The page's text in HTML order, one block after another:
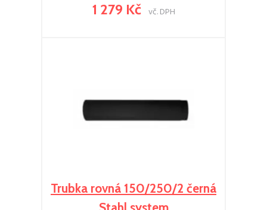
1 279 Kč vč. DPH
Trubka rovná 150/250/2 černá